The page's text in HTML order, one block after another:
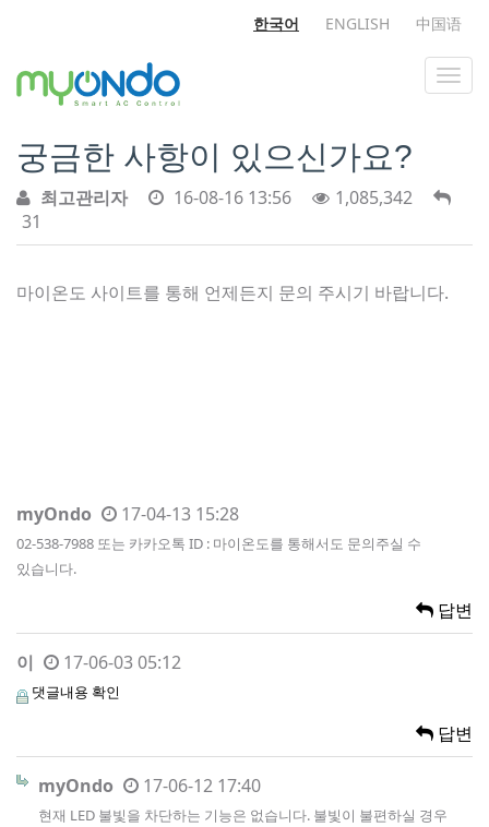
한국어 ENGLISH 中国语
궁금한 사항이 있으신가요?
최고관리자 16-08-16 13:56
1,085,342
31
마이온도 사이트를 통해 언제든지 문의 주시기 바랍니다.
myOndo 17-04-13 15:28
02-538-7988 또는 카카오톡 ID : 마이온도를 통해서도 문의주실 수
있습니다.
답변
이 17-06-03 05:12
댓글내용 확인
답변
myOndo 17-06-12 17:40
현재 LED 불빛을 차단하는 기능은 없습니다. 불빛이 불편하실 경우